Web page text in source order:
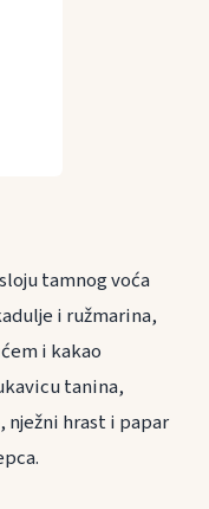
tamnog voća
i ružmarina,
i kakao
tanina,
nježni hrast i papar